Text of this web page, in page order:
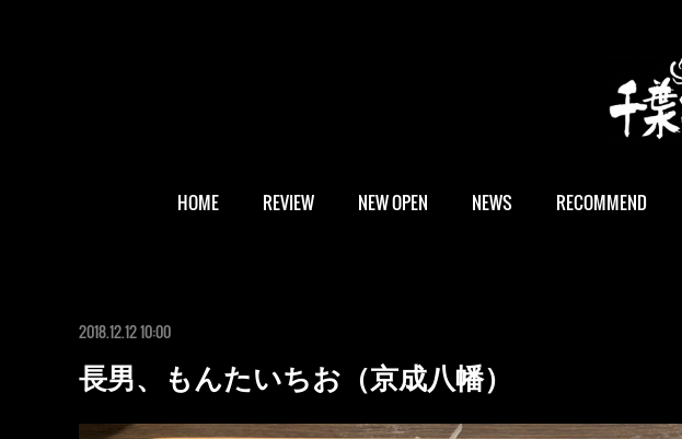
HOME REVIEW NEW OPEN NEWS RECOMMEND
2018.12.12 10:00
長男、もんたいちお（京成八幡）